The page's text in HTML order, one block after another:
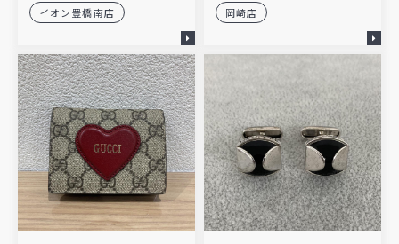
イオン豊橋南店 岡崎店